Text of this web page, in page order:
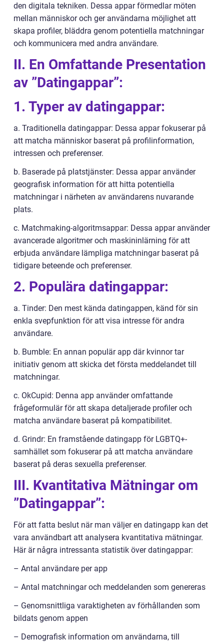
den digitala tekniken. Dessa appar förmedlar möten
mellan människor och ger användarna möjlighet att
skapa profiler, bläddra genom potentiella matchningar
och kommunicera med andra användare.
II. En Omfattande Presentation
av ”Datingappar”:
1. Typer av datingappar:
a. Traditionella datingappar: Dessa appar fokuserar på
att matcha människor baserat på profilinformation,
intressen och preferenser.
b. Baserade på platstjänster: Dessa appar använder
geografisk information för att hitta potentiella
matchningar i närheten av användarens nuvarande
plats.
c. Matchmaking-algoritmsappar: Dessa appar använder
avancerade algoritmer och maskininlärning för att
erbjuda användare lämpliga matchningar baserat på
tidigare beteende och preferenser.
2. Populära datingappar:
a. Tinder: Den mest kända datingappen, känd för sin
enkla svepfunktion för att visa intresse för andra
användare.
b. Bumble: En annan populär app där kvinnor tar
initiativ genom att skicka det första meddelandet till
matchningar.
c. OkCupid: Denna app använder omfattande
frågeformulär för att skapa detaljerade profiler och
matcha användare baserat på kompatibilitet.
d. Grindr: En framstående datingapp för LGBTQ+-
samhället som fokuserar på att matcha användare
baserat på deras sexuella preferenser.
III. Kvantitativa Mätningar om
”Datingappar”:
För att fatta beslut när man väljer en datingapp kan det
vara användbart att analysera kvantitativa mätningar.
Här är några intressanta statistik över datingappar:
– Antal användare per app
– Antal matchningar och meddelanden som genereras
– Genomsnittliga varaktigheten av förhållanden som
bildats genom appen
– Demografisk information om användarna, till